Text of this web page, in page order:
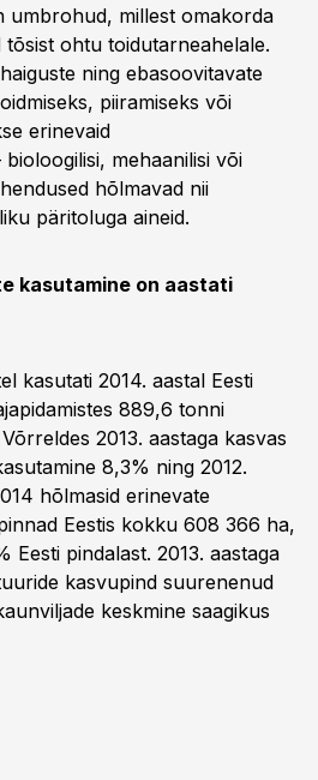
umbrohud, millest omakorda
ohtu toidutarneahelale.
ning ebasoovitavate
piiramiseks või
erinevaid
mehaanilisi või
hõlmavad nii
päritoluga aineid.
kasutamine on aastati
kasutati 2014. aastal Eesti
889,6 tonni
2013. aastaga kasvas
8,3% ning 2012.
hõlmasid erinevate
Eestis kokku 608 366 ha,
Eesti pindalast. 2013. aastaga
kasvupind suurenenud
keskmine saagikus